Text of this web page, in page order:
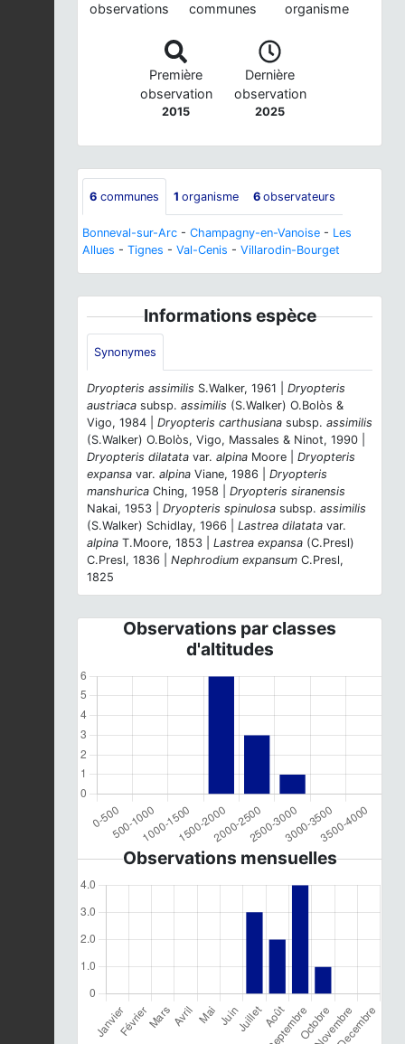
observations communes organisme
Première
observation
2015
Dernière
observation
2025
6 communes 1 organisme 6 observateurs
Bonneval-sur-Arc - Champagny-en-Vanoise - Les
Allues - Tignes - Val-Cenis - Villarodin-Bourget
Informations espèce
Synonymes
Dryopteris assimilis S.Walker, 1961 | Dryopteris
austriaca subsp. assimilis (S.Walker) O.Bolòs &
Vigo, 1984 | Dryopteris carthusiana subsp. assimilis
(S.Walker) O.Bolòs, Vigo, Massales & Ninot, 1990 |
Dryopteris dilatata var. alpina Moore | Dryopteris
expansa var. alpina Viane, 1986 | Dryopteris
manshurica Ching, 1958 | Dryopteris siranensis
Nakai, 1953 | Dryopteris spinulosa subsp. assimilis
(S.Walker) Schidlay, 1966 | Lastrea dilatata var.
alpina T.Moore, 1853 | Lastrea expansa (C.Presl)
C.Presl, 1836 | Nephrodium expansum C.Presl,
1825
Observations par classes
d'altitudes
Observations mensuelles